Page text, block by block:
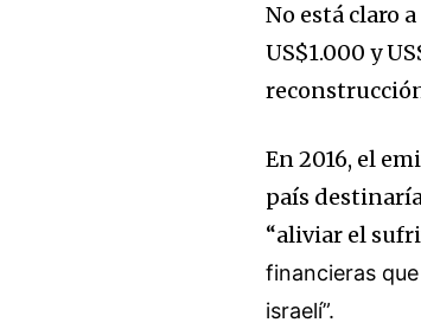
No está claro
US$1.000 y
En 2016, el
país
“aliviar el
financieras
israelí”.